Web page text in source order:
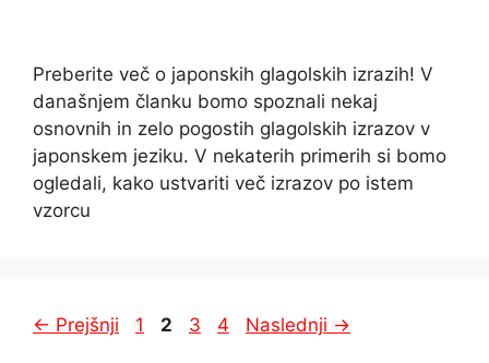
Preberite več o japonskih glagolskih izrazih! V
današnjem članku bomo spoznali nekaj
osnovnih in zelo pogostih glagolskih izrazov v
japonskem jeziku. V nekaterih primerih si bomo
ogledali, kako ustvariti več izrazov po istem
vzorcu
← Prejšnji Stran
1 Stran
2 Stran
3 Stran
4 Naslednji →